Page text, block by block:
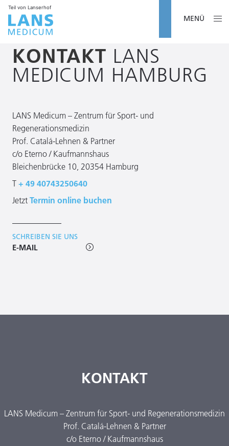
Teil von Lanserhof
MENÜ
KONTAKT LANS
MEDICUM HAMBURG
LANS Medicum – Zentrum für Sport- und
Regenerationsmedizin
Prof. Catalá-Lehnen & Partner
c/o Eterno / Kaufmannshaus
Bleichenbrücke 10, 20354 Hamburg
T + 49 40743250640
Jetzt Termin online buchen
SCHREIBEN SIE UNS
E-MAIL
KONTAKT
LANS Medicum – Zentrum für Sport- und Regenerationsmedizin
Prof. Catalá-Lehnen & Partner
c/o Eterno / Kaufmannshaus